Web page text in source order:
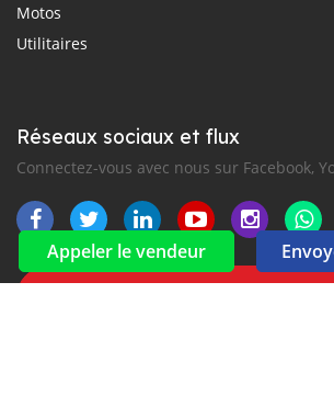
Appeler le vendeur
Motos
Utilitaires
Réseaux sociaux et flux
Connectez-vous avec nous sur Facebook,